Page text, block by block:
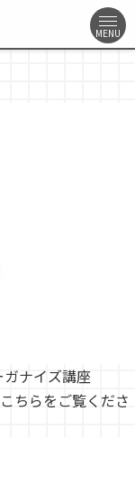
ナイズ講座
ちらをご覧くださ